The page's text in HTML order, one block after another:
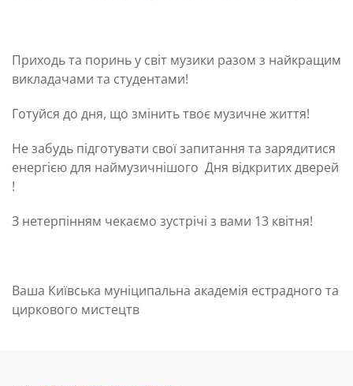
Приходь та поринь у світ музики разом з найкращим
викладачами та студентами!
Готуйся до дня, що змінить твоє музичне життя!
Не забудь підготувати свої запитання та зарядитися
енергією для наймузичнішого Дня відкритих дверей
!
З нетерпінням чекаємо зустрічі з вами 13 квітня!
Ваша Київська муніципальна академія естрадного та
циркового мистецтв